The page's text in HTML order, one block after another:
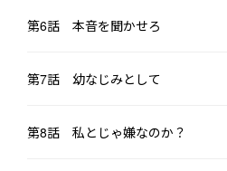
第6話 本音を聞かせろ
第7話 幼なじみとして
第8話 私とじゃ嫌なのか？